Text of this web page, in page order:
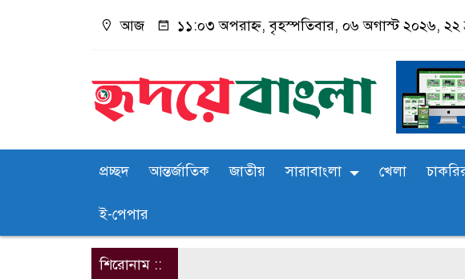
আজ ১১:০৩ অপরাহ্ন, বৃহস্পতিবার, ০৬ অগাস্ট ২০২৬, ২২
প্রচ্ছদ আন্তর্জাতিক জাতীয় সারাবাংলা খেলা
ই-পেপার
শিরোনাম ::